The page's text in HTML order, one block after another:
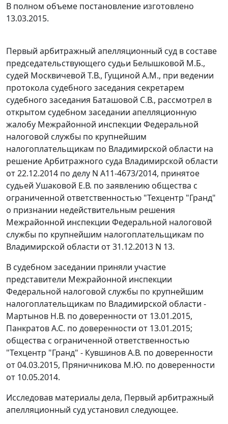
В полном объеме постановление изготовлено
13.03.2015.
Первый арбитражный апелляционный суд в составе
председательствующего судьи Белышковой М.Б.,
судей Москвичевой Т.В., Гущиной А.М., при ведении
протокола судебного заседания секретарем
судебного заседания Баташовой С.В., рассмотрел в
открытом судебном заседании апелляционную
жалобу Межрайонной инспекции Федеральной
налоговой службы по крупнейшим
налогоплательщикам по Владимирской области на
решениеАрбитражного суда Владимирской области
от 22.12.2014 по делу N А11-4673/2014, принятое
судьей Ушаковой Е.В. по заявлению общества с
ограниченной ответственностью "Техцентр "Гранд"
о признании недействительным решения
Межрайонной инспекции Федеральной налоговой
службы по крупнейшим налогоплательщикам по
Владимирской области от 31.12.2013 N 13.
В судебном заседании приняли участие
представители Межрайонной инспекции
Федеральной налоговой службы по крупнейшим
налогоплательщикам по Владимирской области -
Мартынов Н.В. по доверенности от 13.01.2015,
Панкратов А.С. по доверенности от 13.01.2015;
общества с ограниченной ответственностью
"Техцентр "Гранд" - Кувшинов А.В. по доверенности
от 04.03.2015, Пряничникова М.Ю. по доверенности
от 10.05.2014.
Исследовав материалы дела, Первый арбитражный
апелляционный суд установил следующее.